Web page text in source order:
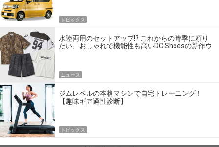
トピックス
水陸両用のセットアップ!? これからの時季に頼り
たい、おしゃれで機能性も高いDC Shoesの新作ウ
ニュース
ジムレベルの本格マシンで自宅トレーニング！
【趣味ギア適性診断】
トピックス